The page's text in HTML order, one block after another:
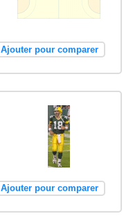
Ajouter pour comparer
Ajouter pour comparer